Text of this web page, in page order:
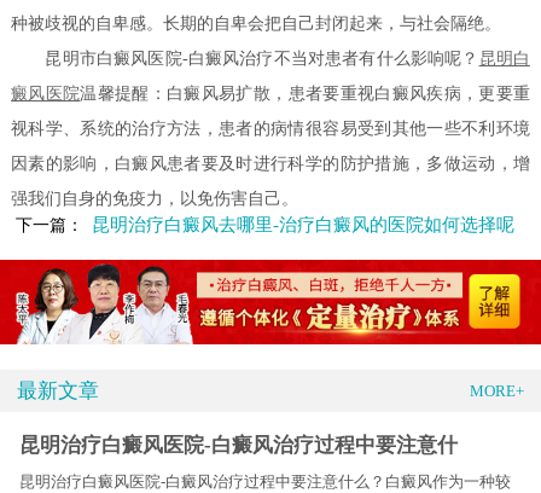
种被歧视的自卑感。长期的自卑会把自己封闭起来，与社会隔绝。
昆明市白癜风医院-白癜风治疗不当对患者有什么影响呢？ 昆明白
癜风医院温馨提醒：白癜风易扩散，患者要重视白癜风疾病，更要重
视科学、系统的治疗方法，患者的病情很容易受到其他一些不利环境
因素的影响，白癜风患者要及时进行科学的防护措施，多做运动，增
强我们自身的免疫力，以免伤害自己。
下一篇：
昆明治疗白癜风去哪里-治疗白癜风的医院如何选择呢
最新文章 MORE+
昆明治疗白癜风医院-白癜风治疗过程中要注意什
昆明治疗白癜风医院-白癜风治疗过程中要注意什么？白癜风作为一种较